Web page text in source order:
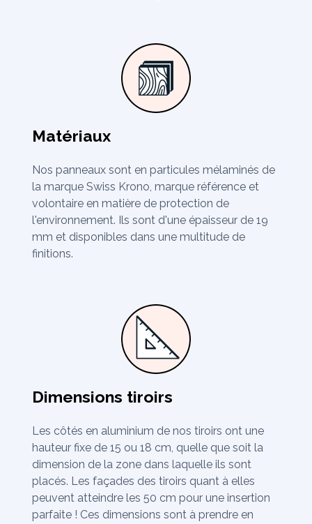
Matériaux
Nos panneaux sont en particules mélaminés de
la marque Swiss Krono, marque référence et
volontaire en matière de protection de
l'environnement. Ils sont d'une épaisseur de 19
mm et disponibles dans une multitude de
finitions.
Dimensions tiroirs
Les côtés en aluminium de nos tiroirs ont une
hauteur fixe de 15 ou 18 cm, quelle que soit la
dimension de la zone dans laquelle ils sont
placés. Les façades des tiroirs quant à elles
peuvent atteindre les 50 cm pour une insertion
parfaite ! Ces dimensions sont à prendre en